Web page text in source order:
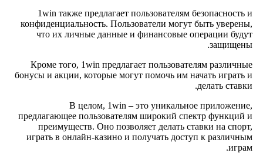
1win также предлагает пользователям безопасность и
конфиденциальность. Пользователи могут быть уверены,
что их личные данные и финансовые операции будут
защищены.
Кроме того, 1win предлагает пользователям различные
бонусы и акции, которые могут помочь им начать играть и
делать ставки.
В целом, 1win – это уникальное приложение,
предлагающее пользователям широкий спектр функций и
преимуществ. Оно позволяет делать ставки на спорт,
играть в онлайн-казино и получать доступ к различным
играм.